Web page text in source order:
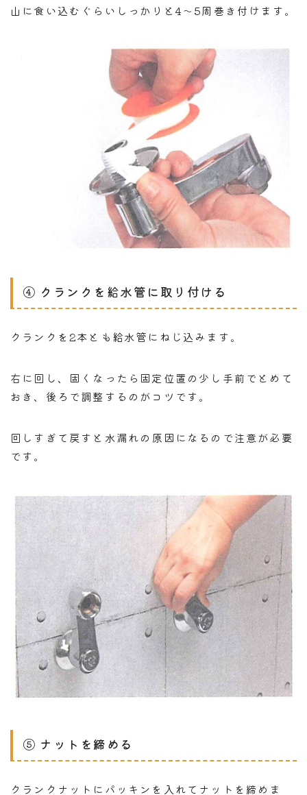
山に食い込むぐらいしっかりと4～5周巻き付けます。
④ クランクを給水管に取り付ける
クランクを2本とも給水管にねじ込みます。
右に回し、固くなったら固定位置の少し手前でとめて
おき、後ろで調整するのがコツです。
回しすぎて戻すと水漏れの原因になるので注意が必要
です。
⑤ ナットを締める
クランクナットにパッキンを入れてナットを締めま